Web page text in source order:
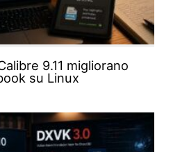
9.11 migliorano
su Linux